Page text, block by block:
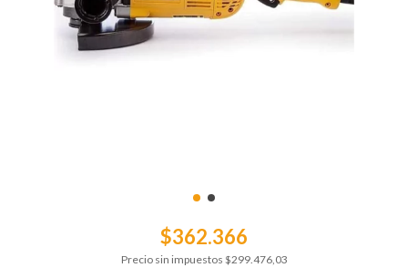
$362.366
Precio sin impuestos $299.476,03